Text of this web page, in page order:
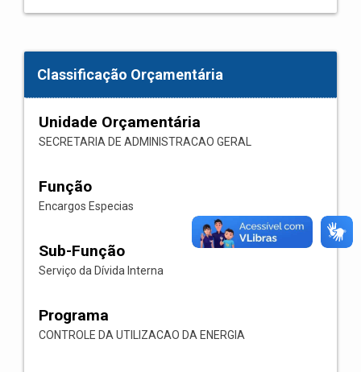
Classificação Orçamentária
Unidade Orçamentária
SECRETARIA DE ADMINISTRACAO GERAL
Função
Encargos Especias
Sub-Função
Serviço da Dívida Interna
Programa
CONTROLE DA UTILIZACAO DA ENERGIA